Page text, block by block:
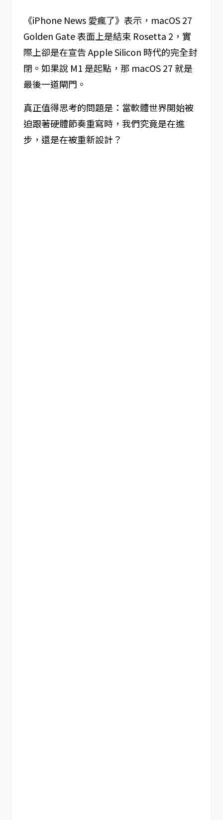
《iPhone News 愛瘋了》表示，macOS 27
Golden Gate 表面上是結束 Rosetta 2，實
際上卻是在宣告 Apple Silicon 時代的完全封
閉。如果說 M1 是起點，那 macOS 27 就是
最後一道閘門。
真正值得思考的問題是：當軟體世界開始被
迫跟著硬體節奏重寫時，我們究竟是在進
步，還是在被重新設計？